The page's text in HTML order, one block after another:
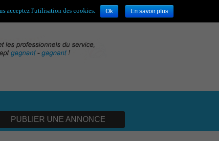
visiteur ![S'enregistrer|Connexion
PUBLIER UNE ANNONCE
acceptez l'utilisation des cookies. Ok En savoir plus